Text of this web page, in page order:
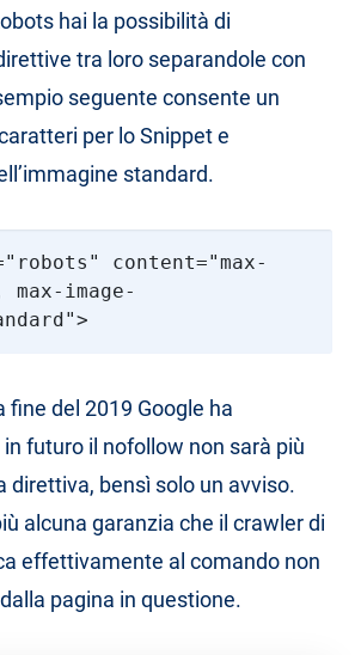
hai la possibilità di
tra loro separandole con
seguente consente un
per lo Snippet e
standard.
content="max-
image-
fine del 2019 Google ha
futuro il nofollow non sarà più
direttiva, bensì solo un avviso.
alcuna garanzia che il crawler di
effettivamente al comando non
pagina in questione.